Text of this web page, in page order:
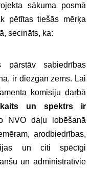
sākuma posmā
pētītas tiešās mērķa
secināts, ka:
pārstāv sabiedrības
ir diezgan zems. Lai
komisiju darbā
un spektrs ir
NVO daļu lobēšanā
arodbiedrības,
un citi spēcīgi
un administratīvie